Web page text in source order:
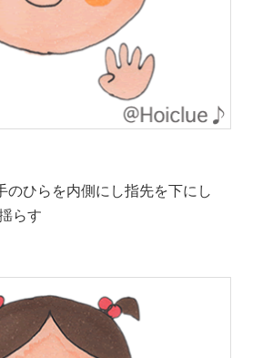
のひらを内側にし指先を下にし
らす